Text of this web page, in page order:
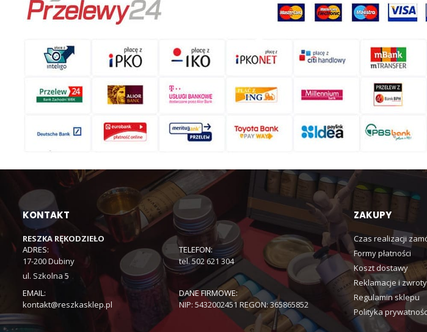
KONTAKT
RESZKA RĘKODZIEŁO
ADRES:
17-200 Dubiny
ul. Szkolna 5
TELEFON:
tel. 502 621 304
EMAIL:
kontakt@reszkasklep.pl
DANE FIRMOWE:
NIP: 5432002451 REGON: 365865852
ZAKUPY
Czas realizacji
Formy płatności
Koszt dostawy
Reklamacje i zwroty
Regulamin sklepu
Polityka